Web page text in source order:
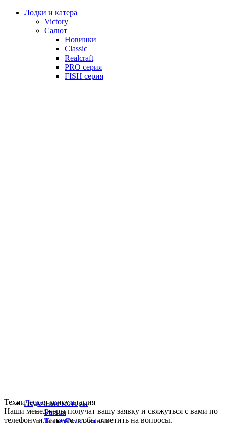
Лодки и катера
Victory
Салют
Новинки
Classic
Realcraft
PRO серия
FISH серия
Триера
Лодочные моторы
Parsun
Двухтактные
Техническая консультация
Наши менеджеры получат вашу заявку и свяжуться с вами по
телефону или почте чтобы ответить на вопросы.